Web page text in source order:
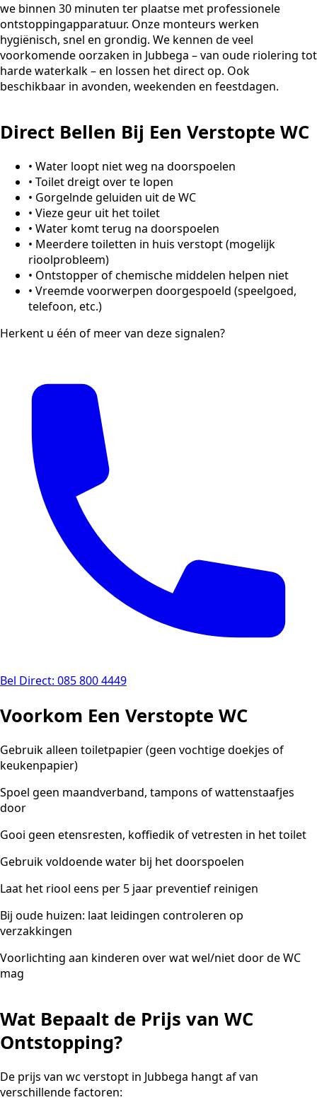
we binnen 30 minuten ter plaatse met professionele
ontstoppingapparatuur. Onze monteurs werken
hygiënisch, snel en grondig. We kennen de veel
voorkomende oorzaken in Jubbega – van oude riolering tot
harde waterkalk – en lossen het direct op. Ook
beschikbaar in avonden, weekenden en feestdagen.
Direct Bellen Bij Een Verstopte WC
• Water loopt niet weg na doorspoelen
• Toilet dreigt over te lopen
• Gorgelnde geluiden uit de WC
• Vieze geur uit het toilet
• Water komt terug na doorspoelen
• Meerdere toiletten in huis verstopt (mogelijk
rioolprobleem)
• Ontstopper of chemische middelen helpen niet
• Vreemde voorwerpen doorgespoeld (speelgoed,
telefoon, etc.)
Herkent u één of meer van deze signalen?
Bel Direct: 085 800 4449
Voorkom Een Verstopte WC
Gebruik alleen toiletpapier (geen vochtige doekjes of
keukenpapier)
Spoel geen maandverband, tampons of wattenstaafjes
door
Gooi geen etensresten, koffiedik of vetresten in het toilet
Gebruik voldoende water bij het doorspoelen
Laat het riool eens per 5 jaar preventief reinigen
Bij oude huizen: laat leidingen controleren op
verzakkingen
Voorlichting aan kinderen over wat wel/niet door de WC
mag
Wat Bepaalt de Prijs van WC
Ontstopping?
De prijs van wc verstopt in Jubbega hangt af van
verschillende factoren: